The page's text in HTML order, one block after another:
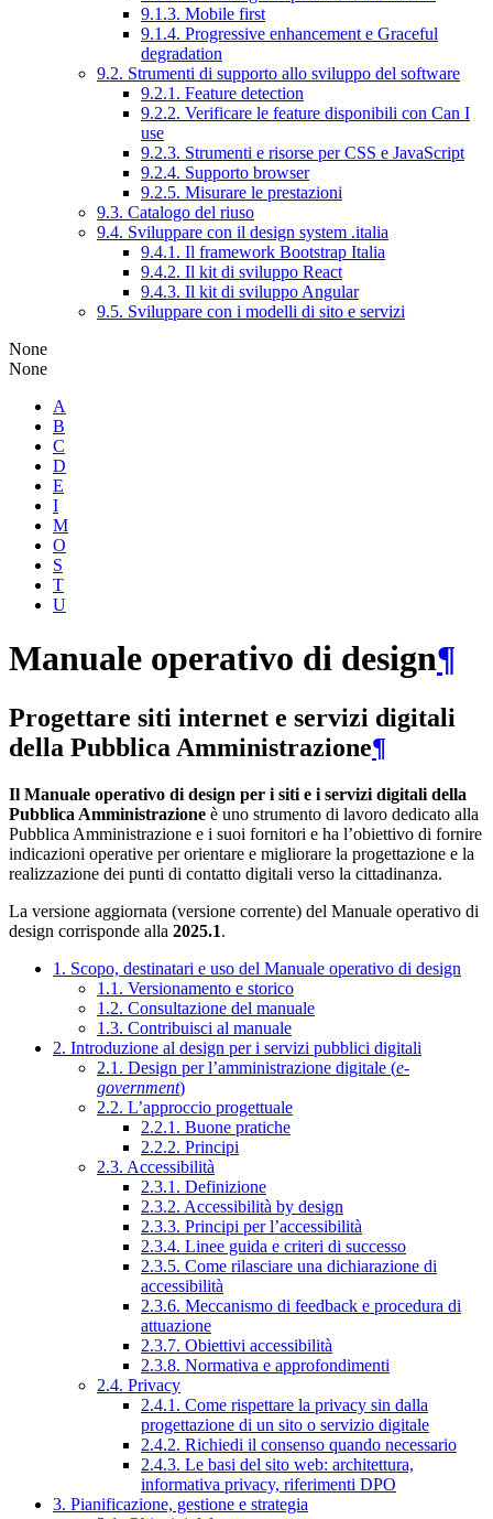
9.1.3. Mobile first
9.1.4. Progressive enhancement e Graceful
degradation
9.2. Strumenti di supporto allo sviluppo del software
9.2.1. Feature detection
9.2.2. Verificare le feature disponibili con Can I
use
9.2.3. Strumenti e risorse per CSS e JavaScript
9.2.4. Supporto browser
9.2.5. Misurare le prestazioni
9.3. Catalogo del riuso
9.4. Sviluppare con il design system .italia
9.4.1. Il framework Bootstrap Italia
9.4.2. Il kit di sviluppo React
9.4.3. Il kit di sviluppo Angular
9.5. Sviluppare con i modelli di sito e servizi
None
None
A
B
C
D
E
I
M
O
S
T
U
Manuale operativo di design¶
Progettare siti internet e servizi digitali
della Pubblica Amministrazione¶
Il Manuale operativo di design per i siti e i servizi digitali della
Pubblica Amministrazione è uno strumento di lavoro dedicato alla
Pubblica Amministrazione e i suoi fornitori e ha l’obiettivo di fornire
indicazioni operative per orientare e migliorare la progettazione e la
realizzazione dei punti di contatto digitali verso la cittadinanza.
La versione aggiornata (versione corrente) del Manuale operativo di
design corrisponde alla 2025.1.
1. Scopo, destinatari e uso del Manuale operativo di design
1.1. Versionamento e storico
1.2. Consultazione del manuale
1.3. Contribuisci al manuale
2. Introduzione al design per i servizi pubblici digitali
2.1. Design per l’amministrazione digitale (e-
government)
2.2. L’approccio progettuale
2.2.1. Buone pratiche
2.2.2. Principi
2.3. Accessibilità
2.3.1. Definizione
2.3.2. Accessibilità by design
2.3.3. Principi per l’accessibilità
2.3.4. Linee guida e criteri di successo
2.3.5. Come rilasciare una dichiarazione di
accessibilità
2.3.6. Meccanismo di feedback e procedura di
attuazione
2.3.7. Obiettivi accessibilità
2.3.8. Normativa e approfondimenti
2.4. Privacy
2.4.1. Come rispettare la privacy sin dalla
progettazione di un sito o servizio digitale
2.4.2. Richiedi il consenso quando necessario
2.4.3. Le basi del sito web: architettura,
informativa privacy, riferimenti DPO
3. Pianificazione, gestione e strategia